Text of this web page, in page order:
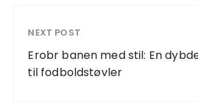
NEXT POST
Erobr banen med stil: En
til fodboldstøvler